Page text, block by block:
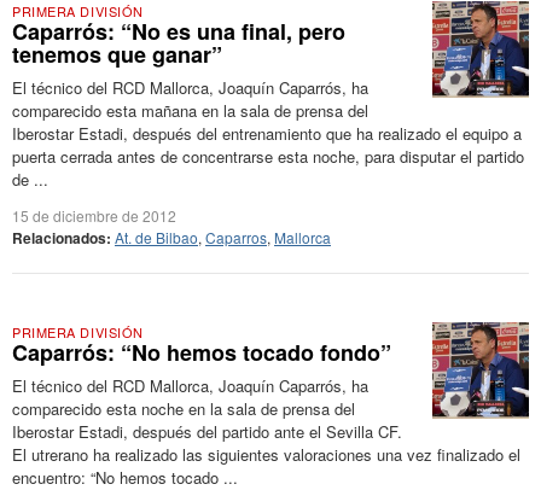
PRIMERA DIVISIÓN
Caparrós: “No es una final, pero
tenemos que ganar”
El técnico del RCD Mallorca, Joaquín Caparrós, ha
comparecido esta mañana en la sala de prensa del
Iberostar Estadi, después del entrenamiento que ha realizado el equipo a
puerta cerrada antes de concentrarse esta noche, para disputar el partido
de ...
15 de diciembre de 2012
Relacionados: At. de Bilbao, Caparros, Mallorca
PRIMERA DIVISIÓN
Caparrós: “No hemos tocado fondo”
El técnico del RCD Mallorca, Joaquín Caparrós, ha
comparecido esta noche en la sala de prensa del
Iberostar Estadi, después del partido ante el Sevilla CF.
El utrerano ha realizado las siguientes valoraciones una vez finalizado el
encuentro: “No hemos tocado ...